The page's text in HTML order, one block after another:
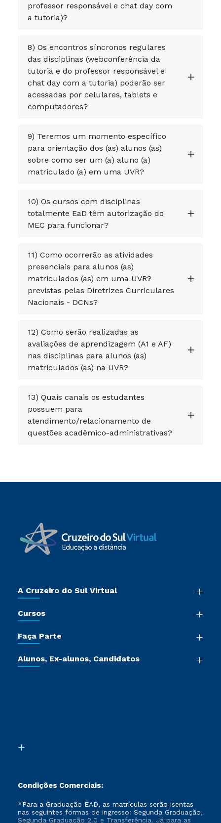
professor responsável e chat day com
a tutoria)?
8) Os encontros síncronos regulares
das disciplinas (webconferência da
tutoria e do professor responsável e
chat day com a tutoria) poderão ser
acessadas por celulares, tablets e
computadores?
9) Teremos um momento específico
para orientação dos (as) alunos (as)
sobre como ser um (a) aluno (a)
matriculado (a) em uma UVR?
10) Os cursos com disciplinas
totalmente EaD têm autorização do
MEC para funcionar?
11) Como ocorrerão as atividades
presenciais para alunos (as)
matriculados (as) em uma UVR?
previstas pelas Diretrizes Curriculares
Nacionais - DCNs?
12) Como serão realizadas as
avaliações de aprendizagem (A1 e AF)
nas disciplinas para alunos (as)
matriculados (as) na UVR?
13) Quais canais os estudantes
possuem para
atendimento/relacionamento de
questões acadêmico-administrativas?
A Cruzeiro do Sul Virtual
Sala de Imprensa
Certificadoras
Jornada do Aluno
Cursos
Pós-graduação
Cursos Livres
Faça Parte
Vestibular Redação
Formação Pedagógica - R2
Alunos, Ex-alunos, Candidatos
Condições Comerciais:
*Para a Graduação EAD, as matrículas serão isentas
nas seguintes formas de ingresso: Segunda Graduação,
Segunda Graduação 2.0 e Transferência. Já para as